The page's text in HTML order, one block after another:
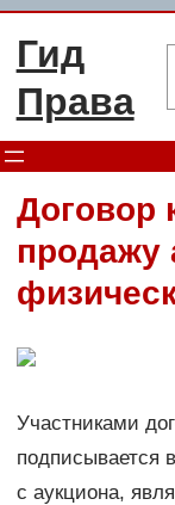
Перейти
содержимому
Гид
Права
Договор
продажу
Участниками
подписывается
с аукциона,